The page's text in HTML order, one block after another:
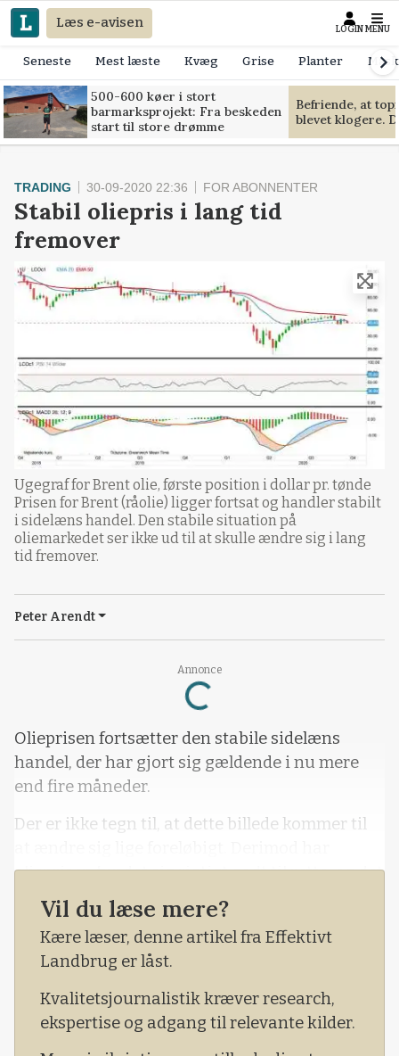
Læs e-avisen LOGIN MENU
Seneste Mest læste Kvæg Grise Planter
500-600 køer i stort
barmarksprojekt: Fra beskeden
start til store drømme
Befriende, at
blevet klogere.
Annonce
Loading...
TRADING 30-09-2020 22:36 FOR ABONNENTER
Stabil oliepris i lang tid
fremover
Ugegraf for Brent olie, første position i dollar pr. tønde
Prisen for Brent (råolie) ligger fortsat og handler stabilt
i sidelæns handel. Den stabile situation på
oliemarkedet ser ikke ud til at skulle ændre sig i lang
tid fremover.
Peter Arendt
Olieprisen fortsætter den stabile sidelæns
handel, der har gjort sig gældende i nu mere
end fire måneder.
Der er ikke tegn til, at dette billede kommer til
olieprisen fundet sig rigtigt godt til rette, og det
tyder på et naturligt prisleje omkring aktuelt
niveau, der passer til en afbalanceret udbud og
efterspørgselssituation.
Vil du læse mere?
Kære læser, denne artikel fra Effektivt
Landbrug er låst.
Kvalitetsjournalistik kræver research,
ekspertise og adgang til relevante kilder.